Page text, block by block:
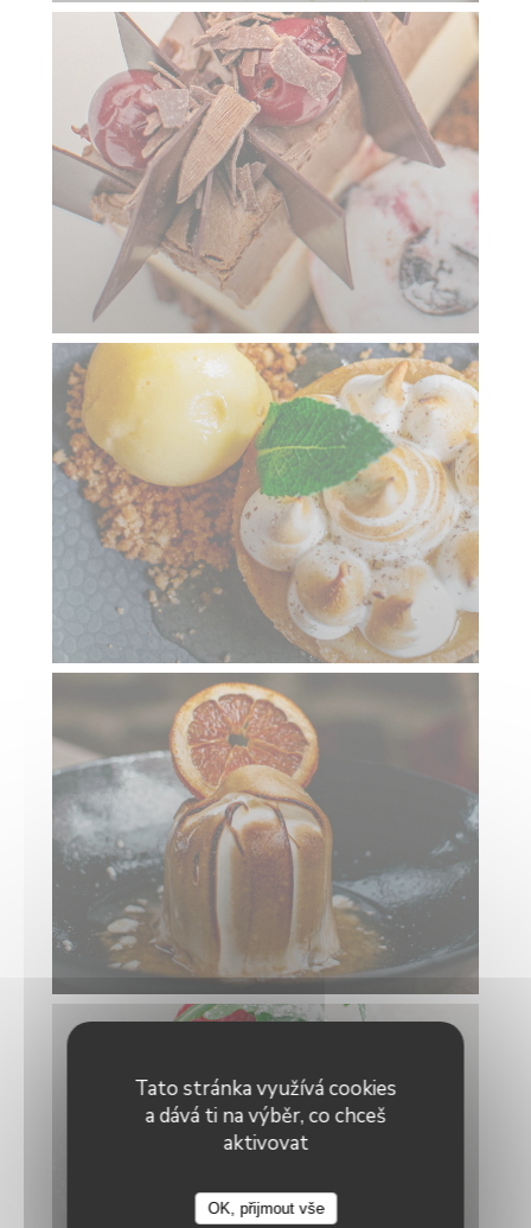
Tato stránka využívá cookies
a dává ti na výběr, co chceš
aktivovat
OK, přijmout vše